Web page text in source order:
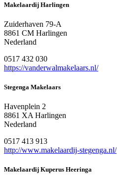
Makelaardij Harlingen
Zuiderhaven 79-A
8861 CM Harlingen
Nederland
0517 432 030
https://vanderwalmakelaars.nl/
Stegenga Makelaars
Havenplein 2
8861 XA Harlingen
Nederland
0517 413 913
http://www.makelaardij-stegenga.nl/
Makelaardij Kuperus Heeringa